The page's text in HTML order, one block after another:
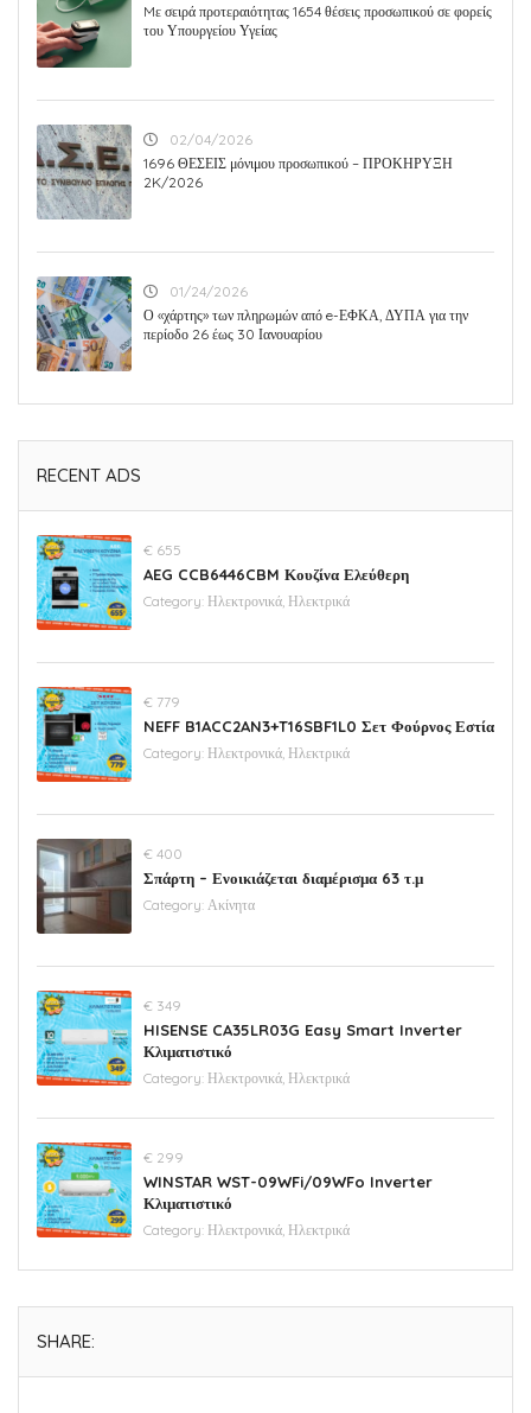
Mε σειρά προτεραιότητας 1654 θέσεις προσωπικού σε φορείς
του Υπουργείου Υγείας
02/04/2026
1696 ΘΕΣΕΙΣ μόνιμου προσωπικού – ΠΡΟΚΗΡΥΞΗ
2K/2026
01/24/2026
Ο «χάρτης» των πληρωμών από e-ΕΦΚΑ, ΔΥΠΑ για την
περίοδο 26 έως 30 Ιανουαρίου
RECENT ADS
€ 655
AEG CCB6446CBM Κουζίνα Ελεύθερη
Category: Ηλεκτρονικά, Ηλεκτρικά
€ 779
NEFF B1ACC2AN3+T16SBF1L0 Σετ Φούρνος Εστία
Category: Ηλεκτρονικά, Ηλεκτρικά
€ 400
Σπάρτη – Ενοικιάζεται διαμέρισμα 63 τ.μ
Category: Ακίνητα
€ 349
HISENSE CA35LR03G Easy Smart Inverter
Κλιματιστικό
Category: Ηλεκτρονικά, Ηλεκτρικά
€ 299
WINSTAR WST-09WFi/09WFo Inverter
Κλιματιστικό
Category: Ηλεκτρονικά, Ηλεκτρικά
SHARE: